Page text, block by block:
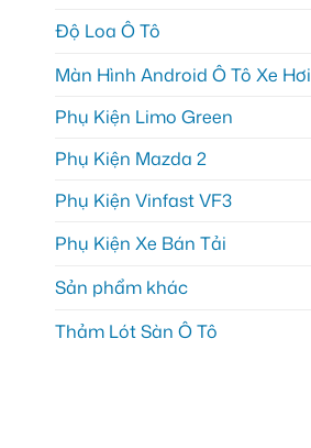
Độ Loa Ô Tô
Màn Hình Android Ô Tô Xe Hơi
Phụ Kiện Limo Green
Phụ Kiện Mazda 2
Phụ Kiện Vinfast VF3
Phụ Kiện Xe Bán Tải
Sản phẩm khác
Thảm Lót Sàn Ô Tô